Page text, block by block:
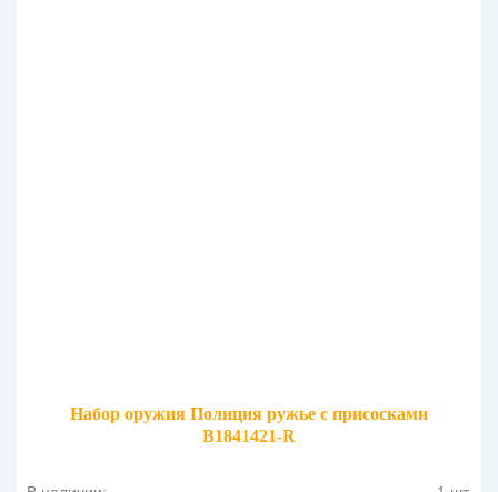
Набор оружия Полиция ружье с присосками
B1841421-R